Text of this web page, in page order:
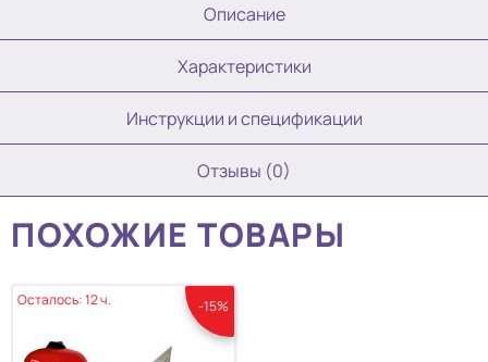
Описание
Характеристики
Инструкции и спецификации
Отзывы (0)
ПОХОЖИЕ ТОВАРЫ
Осталось: 12 ч. -15%